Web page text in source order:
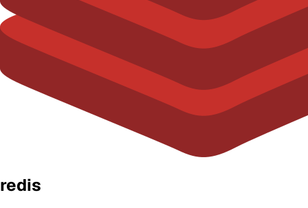
redis